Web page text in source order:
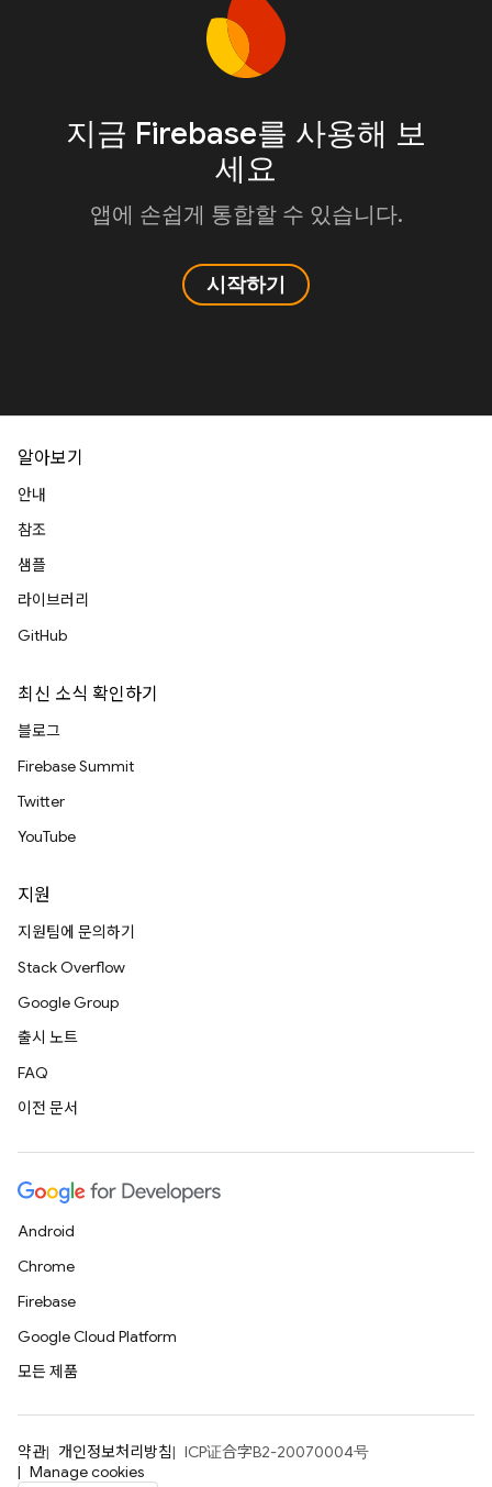
지금 Firebase를 사용해 보
세요
앱에 손쉽게 통합할 수 있습니다.
시작하기
알아보기
안내
참조
샘플
라이브러리
GitHub
최신 소식 확인하기
블로그
Firebase Summit
Twitter
YouTube
지원
지원팀에 문의하기
Stack Overflow
Google Group
출시 노트
FAQ
이전 문서
Android
Chrome
Firebase
Google Cloud Platform
모든 제품
약관 개인정보처리방침
ICP证合字B2-20070004号
Manage cookies